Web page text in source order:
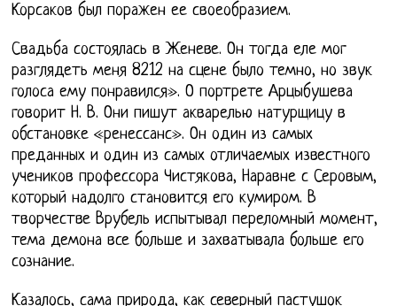
Корсаков был поражен ее своеобразием.
Свадьба состоялась в Женеве. Он тогда еле мог
разглядеть меня 8212 на сцене было темно, но звук
голоса ему понравился». О портрете Арцыбушева
говорит Н. В. Они пишут акварелью натурщицу в
обстановке «ренессанс». Он один из самых
преданных и один из самых отличаемых известного
учеников профессора Чистякова, Наравне с Серовым,
который надолго становится его кумиром. В
творчестве Врубель испытывал переломный момент,
тема демона все больше и захватывала больше его
сознание.
Казалось, сама природа, как северный пастушок